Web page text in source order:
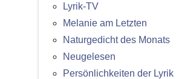
Lyrik-TV
Melanie am Letzten
Naturgedicht des Monats
Neugelesen
Persönlichkeiten der Lyrik